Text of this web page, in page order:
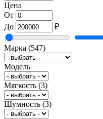
Цена
От
До
₽
Марка (547)
Модель
Мягкость (3)
Шумность (3)